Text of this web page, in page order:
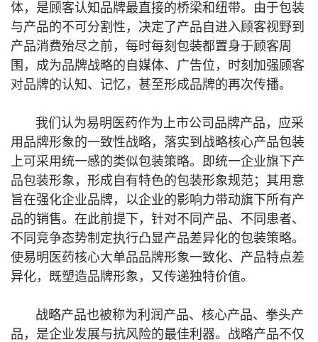
体，是顾客认知品牌最直接的桥梁和纽带。由于包装
与产品的不可分割性，决定了产品自进入顾客视野到
产品消费殆尽之前，每时每刻包装都置身于顾客周
围，成为品牌战略的自媒体、广告位，时刻加强顾客
对品牌的认知、记忆，甚至形成品牌的再次传播。
我们认为易明医药作为上市公司品牌产品，应采
用品牌形象的一致性战略，落实到战略核心产品包装
上可采用统一感的类似包装策略。即统一企业旗下产
品包装形象，形成自有特色的包装形象规范；其用意
旨在强化企业品牌，以企业的影响力带动旗下所有产
品的销售。在此前提下，针对不同产品、不同患者、
不同竞争态势制定执行凸显产品差异化的包装策略。
使易明医药核心大单品品牌形象一致化、产品特点差
异化，既塑造品牌形象，又传递独特价值。
战略产品也被称为利润产品、核心产品、拳头产
品，是企业发展与抗风险的最佳利器。战略产品不仅